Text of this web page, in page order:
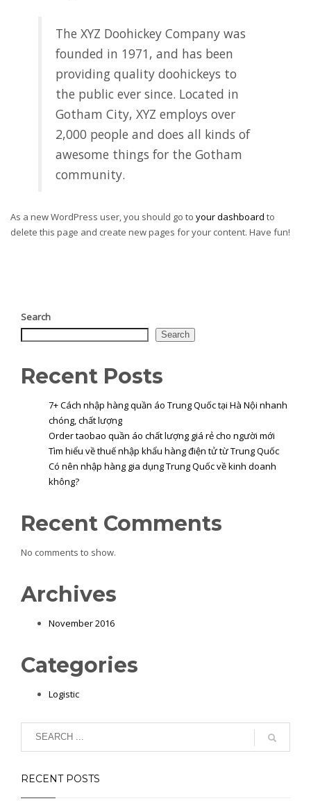
The XYZ Doohickey Company was
founded in 1971, and has been
providing quality doohickeys to
the public ever since. Located in
Gotham City, XYZ employs over
2,000 people and does all kinds of
awesome things for the Gotham
community.
As a new WordPress user, you should go to your dashboard to
delete this page and create new pages for your content. Have fun!
Search
Search
Recent Posts
7+ Cách nhập hàng quần áo Trung Quốc tại Hà Nội nhanh
chóng, chất lượng
Order taobao quần áo chất lượng giá rẻ cho người mới
Tìm hiểu về thuế nhập khẩu hàng điện tử từ Trung Quốc
Có nên nhập hàng gia dụng Trung Quốc về kinh doanh
không?
Recent Comments
No comments to show.
Archives
November 2016
Categories
Logistic
RECENT POSTS